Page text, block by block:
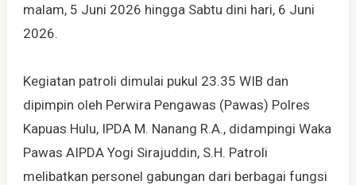
malam, 5 Juni 2026 hingga Sabtu dini hari, 6 Juni
2026.
Kegiatan patroli dimulai pukul 23.35 WIB dan
dipimpin oleh Perwira Pengawas (Pawas) Polres
Kapuas Hulu, IPDA M. Nanang R.A., didampingi Waka
Pawas AIPDA Yogi Sirajuddin, S.H. Patroli
melibatkan personel gabungan dari berbagai fungsi